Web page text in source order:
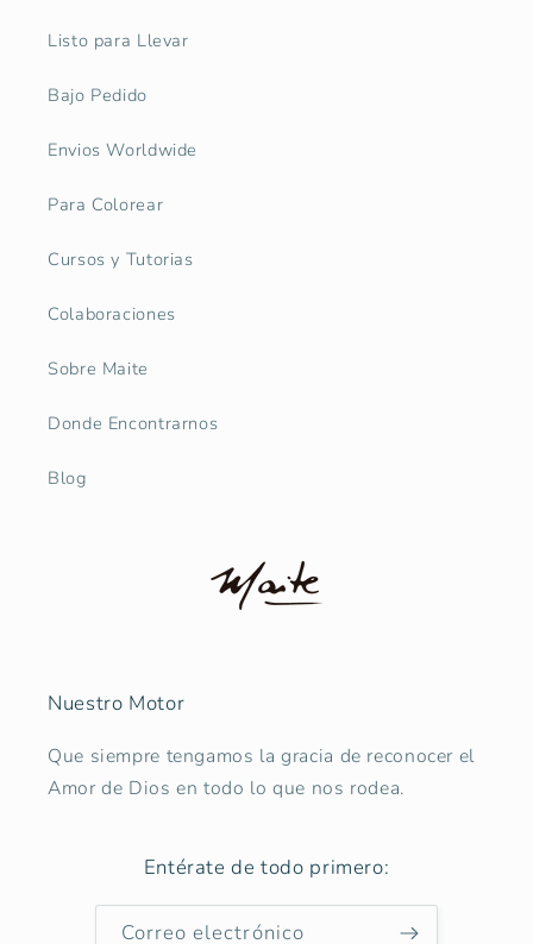
Listo para Llevar
Bajo Pedido
Envios Worldwide
Para Colorear
Cursos y Tutorias
Colaboraciones
Sobre Maite
Donde Encontrarnos
Blog
Nuestro Motor
Que siempre tengamos la gracia de reconocer el
Amor de Dios en todo lo que nos rodea.
Entérate de todo primero:
Correo electrónico